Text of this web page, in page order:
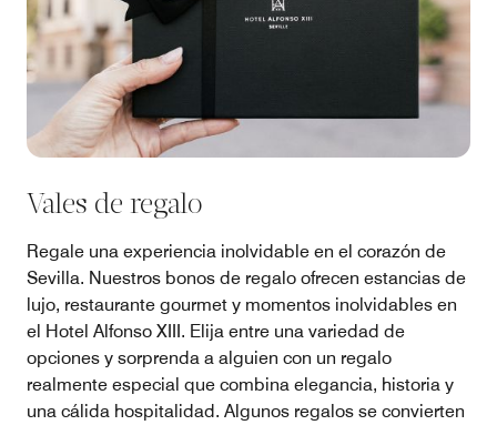
Vales de regalo
Regale una experiencia inolvidable en el corazón de
Sevilla. Nuestros bonos de regalo ofrecen estancias de
lujo, restaurante gourmet y momentos inolvidables en
el Hotel Alfonso XIII. Elija entre una variedad de
opciones y sorprenda a alguien con un regalo
realmente especial que combina elegancia, historia y
una cálida hospitalidad. Algunos regalos se convierten